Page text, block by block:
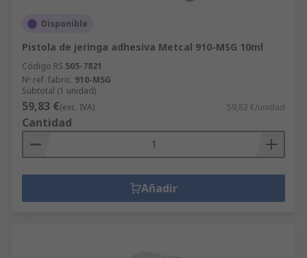
Disponible
Pistola de jeringa adhesiva Metcal 910-MSG 10ml
Código RS 505-7821
Nº ref. fabric. 910-MSG
Subtotal (1 unidad)
59,83 €(exc. IVA) 59,83 €/unidad
Cantidad
Añadir